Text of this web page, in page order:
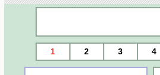
1 2 3 4